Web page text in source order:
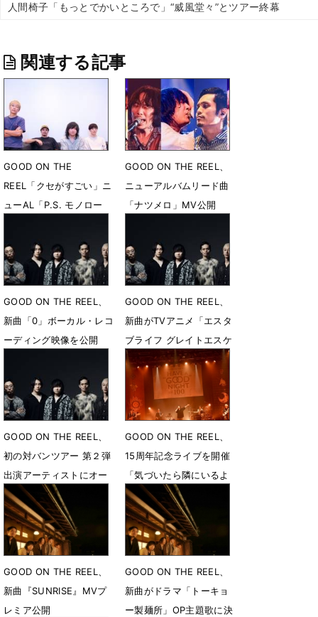
人間椅子「もっとでかいところで」“威風堂々”とツアー終幕
関連する記事
GOOD ON THE
REEL「クセがすごい」ニ
ューAL「P.S. モノロー
9月1日 21時00分
GOOD ON THE REEL、
ニューアルバムリード曲
「ナツメロ」MV公開
GOOD ON THE REEL、
新曲「0」ボーカル・レコ
ーディング映像を公開
GOOD ON THE REEL、
新曲がTVアニメ「エスタ
ブライフ グレイトエスケ
ープ」EDテーマに決定
3月2日 15時00分
GOOD ON THE REEL、
初の対バンツアー 第２弾
出演アーティストにオー
ラルとSHE’Sが決定
1月30日 14時30分
GOOD ON THE REEL、
15周年記念ライブを開催
「気づいたら隣にいるよ
うな、そんなバンドでい
たい」
10月18日 18時24分
GOOD ON THE REEL、
新曲『SUNRISE』MVプ
レミア公開
GOOD ON THE REEL、
新曲がドラマ「トーキョ
ー製麺所」OP主題歌に決